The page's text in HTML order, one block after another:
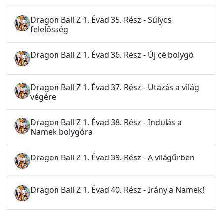
Dragon Ball Z 1. Évad 35. Rész - Súlyos
felelősség
Dragon Ball Z 1. Évad 36. Rész - Új célbolygó
Dragon Ball Z 1. Évad 37. Rész - Utazás a világ
végére
Dragon Ball Z 1. Évad 38. Rész - Indulás a
Namek bolygóra
Dragon Ball Z 1. Évad 39. Rész - A világűrben
Dragon Ball Z 1. Évad 40. Rész - Irány a Namek!